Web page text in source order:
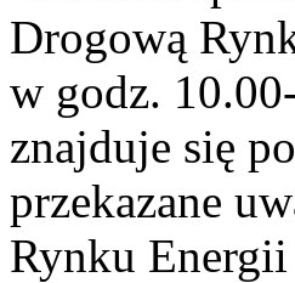
Drogową
w godz.
znajduje się
przekazane
Rynku